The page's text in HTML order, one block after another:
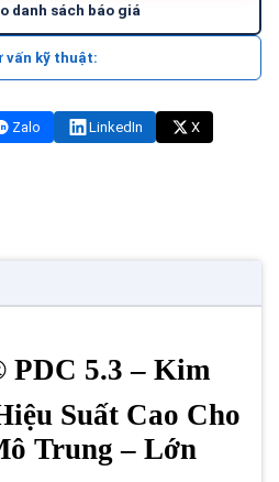
danh sách báo giá
vấn kỹ thuật:
Zalo LinkedIn
X
PDC 5.3 – Kim
Suất Cao Cho
Trung – Lớn